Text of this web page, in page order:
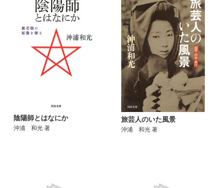
陰陽師とはなにか
沖浦 和光 著
旅芸人のいた風景
沖浦 和光 著